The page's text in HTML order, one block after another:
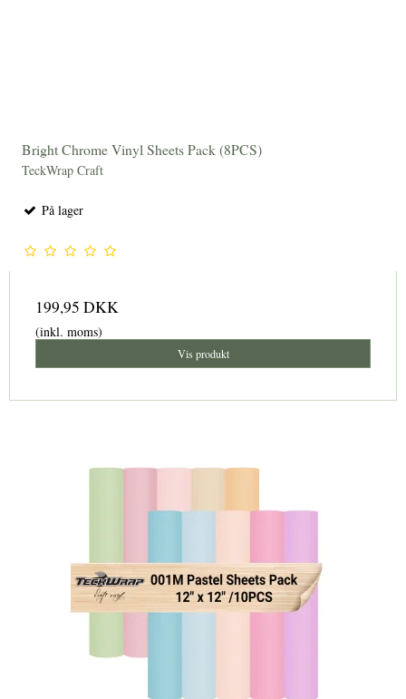
Bright Chrome Vinyl Sheets Pack (8PCS)
TeckWrap Craft
På lager
199,95 DKK
(inkl. moms)
Vis produkt